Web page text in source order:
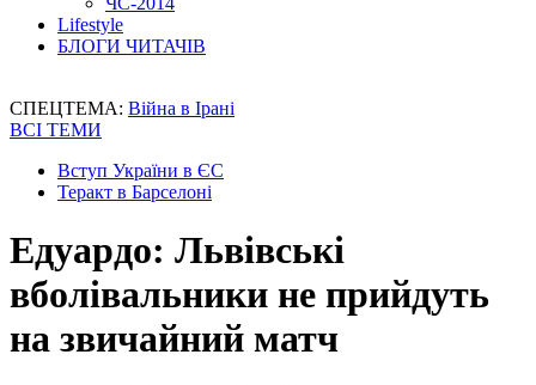
Lifestyle
БЛОГИ ЧИТАЧІВ
СПЕЦТЕМА: Війна в Ірані
ВСІ ТЕМИ
Вступ України в ЄС
Теракт в Барселоні
Едуардо: Львівські
вболівальники не прийдуть
на звичайний матч